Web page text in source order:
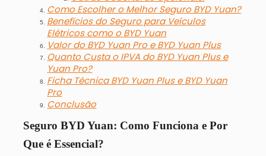
Como Escolher o Melhor Seguro BYD Yuan?
Benefícios do Seguro para Veículos
Elétricos como o BYD Yuan
Valor do BYD Yuan Pro e BYD Yuan Plus
Quanto Custa o IPVA do BYD Yuan Plus e
Yuan Pro?
Ficha Técnica BYD Yuan Plus e BYD Yuan
Pro
Conclusão
Seguro BYD Yuan: Como Funciona e Por
Que é Essencial?